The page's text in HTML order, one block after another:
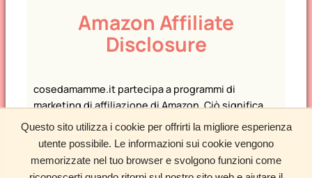
Questo sito utilizza i cookie per offrirti la migliore esperienza
utente possibile. Le informazioni sui cookie vengono
memorizzate nel tuo browser e svolgono funzioni come
Amazon Affiliate
Disclosure
cosedamamme.it partecipa a programmi di
marketing di affiliazione di Amazon. Ciò significa
che potremmo guadagnare una commissione o
ricevere compensi per le raccomandazioni
effettuate attraverso il nostro sito.